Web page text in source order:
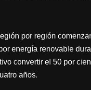
por región
energía renovable
convertir el 50 por
años.